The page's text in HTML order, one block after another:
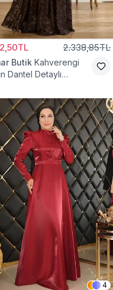
2.338,85TL
Butik Kahverengi
Dantel Detaylı
4